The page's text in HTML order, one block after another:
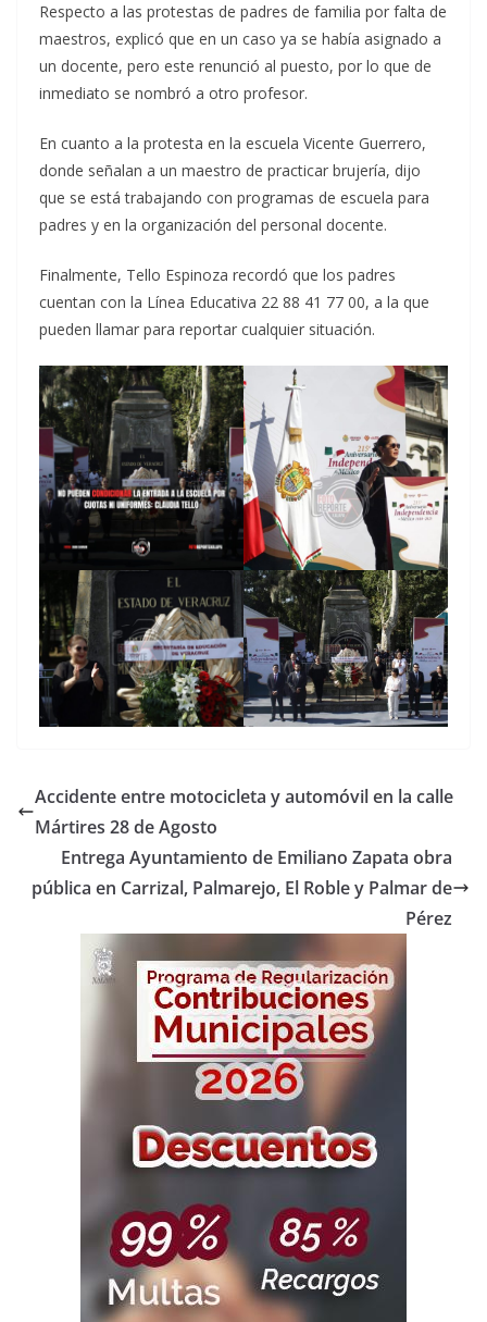
Respecto a las protestas de padres de familia por falta de
maestros, explicó que en un caso ya se había asignado a
un docente, pero este renunció al puesto, por lo que de
inmediato se nombró a otro profesor.
En cuanto a la protesta en la escuela Vicente Guerrero,
donde señalan a un maestro de practicar brujería, dijo
que se está trabajando con programas de escuela para
padres y en la organización del personal docente.
Finalmente, Tello Espinoza recordó que los padres
cuentan con la Línea Educativa 22 88 41 77 00, a la que
pueden llamar para reportar cualquier situación.
Accidente entre motocicleta y automóvil en la calle
Mártires 28 de Agosto
Entrega Ayuntamiento de Emiliano Zapata obra
pública en Carrizal, Palmarejo, El Roble y Palmar de
Pérez